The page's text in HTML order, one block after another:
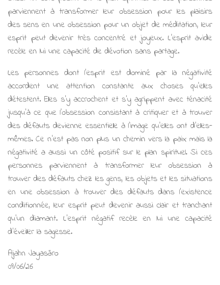
parviennent à transformer leur obsession pour les plaisirs
des sens en une obsession pour un objet de méditation, leur
esprit peut devenir très concentré et joyeux. L'esprit avide
recèle en lui une capacité de dévotion sans partage.
Les personnes dont l'esprit est dominé par la négativité
accordent une attention constante aux choses qu'elles
détestent. Elles s'y accrochent et s'y agrippent avec ténacité
jusqu'à ce que l'obsession consistant à critiquer et à trouver
des défauts devienne essentielle à l'image qu'elles ont d'elles-
mêmes. Ce n'est pas non plus un chemin vers la paix mais la
négativité a aussi un côté positif sur le plan spirituel. Si ces
personnes parviennent à transformer leur obsession à
trouver des défauts chez les gens, les objets et les situations
en une obsession à trouver des défauts dans l'existence
conditionnée, leur esprit peut devenir aussi clair et tranchant
qu'un diamant. L'esprit négatif recèle en lui une capacité
d’éveiller la sagesse.
Ajahn Jayasāro
09/06/26